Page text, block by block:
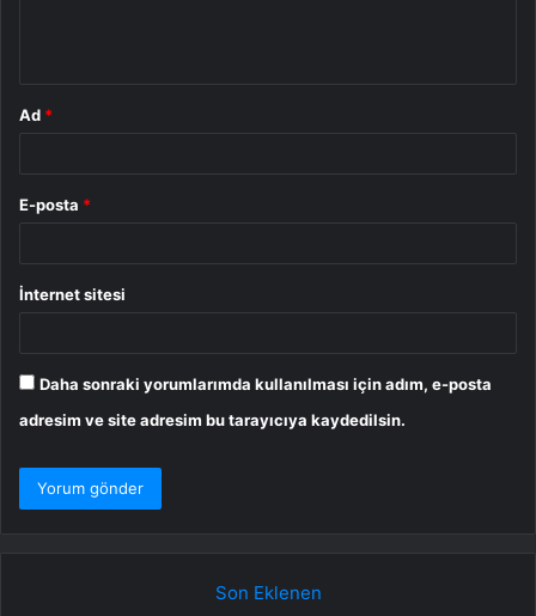
Ad *
E-posta *
İnternet sitesi
Daha sonraki yorumlarımda kullanılması için adım, e-posta
adresim ve site adresim bu tarayıcıya kaydedilsin.
Son Eklenen